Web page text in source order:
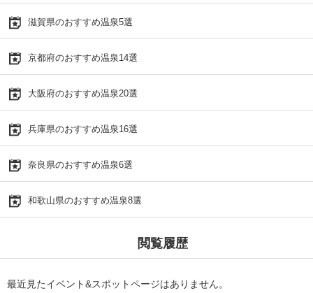
滋賀県のおすすめ温泉5選
京都府のおすすめ温泉14選
大阪府のおすすめ温泉20選
兵庫県のおすすめ温泉16選
奈良県のおすすめ温泉6選
和歌山県のおすすめ温泉8選
閲覧履歴
最近見たイベント&スポットページはありません。